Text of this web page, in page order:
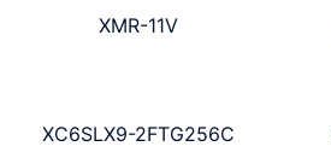
XMR-11V
XC6SLX9-2FTG256C